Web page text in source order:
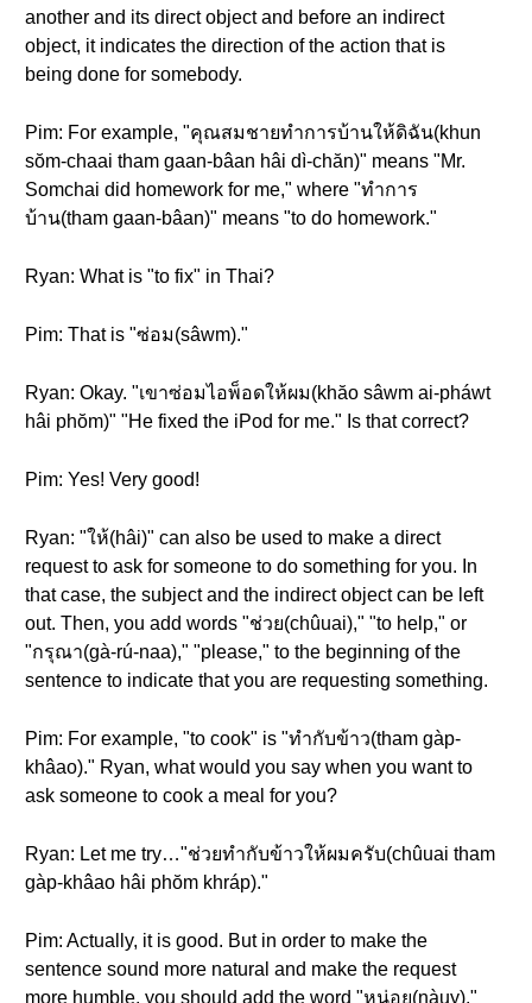
another and its direct object and before an indirect
object, it indicates the direction of the action that is
being done for somebody.
Pim: For example, "คุณสมชายทำการบ้านให้ดิฉัน(khun
sŏm-chaai tham gaan-bâan hâi dì-chăn)" means "Mr.
Somchai did homework for me," where "ทำการ
บ้าน(tham gaan-bâan)" means "to do homework."
Ryan: What is "to fix" in Thai?
Pim: That is "ซ่อม(sâwm)."
Ryan: Okay. "เขาซ่อมไอพ็อดให้ผม(khăo sâwm ai-pháwt
hâi phŏm)" "He fixed the iPod for me." Is that correct?
Pim: Yes! Very good!
Ryan: "ให้(hâi)" can also be used to make a direct
request to ask for someone to do something for you. In
that case, the subject and the indirect object can be left
out. Then, you add words "ช่วย(chûuai)," "to help," or
"กรุณา(gà-rú-naa)," "please," to the beginning of the
sentence to indicate that you are requesting something.
Pim: For example, "to cook" is "ทำกับข้าว(tham gàp-
khâao)." Ryan, what would you say when you want to
ask someone to cook a meal for you?
Ryan: Let me try…"ช่วยทำกับข้าวให้ผมครับ(chûuai tham
gàp-khâao hâi phŏm khráp)."
Pim: Actually, it is good. But in order to make the
sentence sound more natural and make the request
more humble, you should add the word "หน่อย(nàuy),"